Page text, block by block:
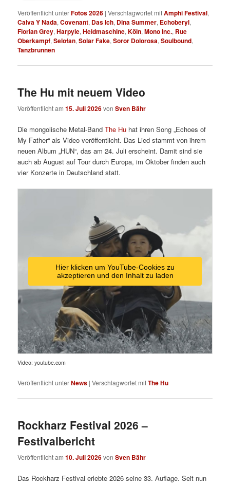
Veröffentlicht unterFotos 2026 |Verschlagwortet mitAmphi Festival,
Calva Y Nada,Covenant, Das Ich, Dina Summer, Echoberyl,
Florian Grey,Harpyie,Heldmaschine,Köln,Mono Inc., Rue
Oberkampf,Selofan,Solar Fake,Soror Dolorosa,Soulbound,
Tanzbrunnen
The Hu mit neuem Video
Veröffentlicht am15. Juli 2026vonSven Bähr
Die mongolische Metal-BandThe Hu hat ihren Song „Echoes of
My Father“ als Video veröffentlicht. Das Lied stammt von ihrem
neuen Album „HUN“, das am 24. Juli erscheint. Damit sind sie
auch ab August auf Tour durch Europa, im Oktober finden auch
vier Konzerte in Deutschland statt.
Hier klicken um YouTube-Cookies zu
akzeptieren und den Inhalt zu laden
Video: youtube.com
Veröffentlicht unterNews |Verschlagwortet mitThe Hu
Rockharz Festival 2026 –
Festivalbericht
Veröffentlicht am10. Juli 2026vonSven Bähr
Das Rockharz Festival erlebte 2026 seine 33. Auflage. Seit nun